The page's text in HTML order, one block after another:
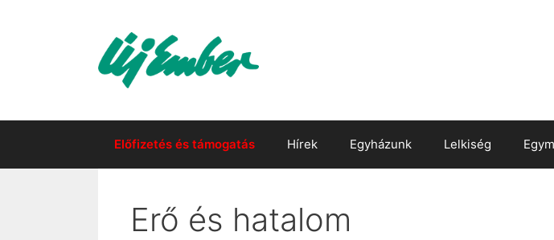
Előfizetés és támogatás Hírek Egyházunk Lelkiség
Erő és hatalom